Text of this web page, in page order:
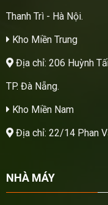
Thanh Trì - Hà Nội.
Kho Miền Trung
Địa chỉ: 206 Huỳnh
TP. Đà Nẵng.
Kho Miền Nam
Địa chỉ: 22/14 Phan
NHÀ MÁY